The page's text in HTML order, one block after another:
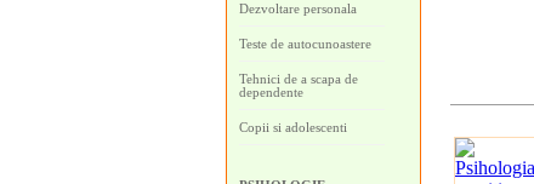
Dezvoltare personala
Teste de autocunoastere
Tehnici de a scapa de
dependente
Copii si adolescenti